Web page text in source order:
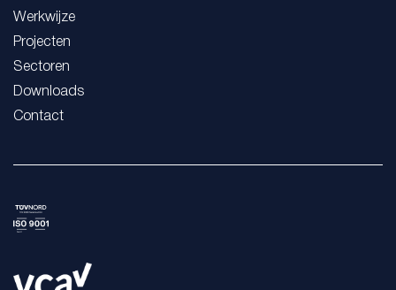
Werkwijze
Projecten
Sectoren
Downloads
Contact